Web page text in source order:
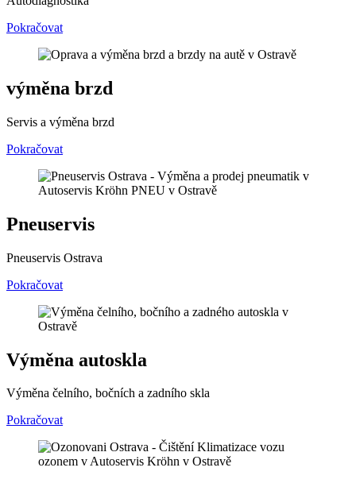
Pokračovat
výměna brzd
Servis a výměna brzd
Pokračovat
Pneuservis
Pneuservis Ostrava
Pokračovat
Výměna autoskla
Výměna čelního, bočních a zadního skla
Pokračovat